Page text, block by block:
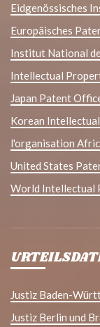
Eidgenössisches
Europäisches
Institut National
Intellectual
Japan Patent
Korean
l'organisation
United States
World Intellectual
Justiz Baden-
Justiz Berlin und